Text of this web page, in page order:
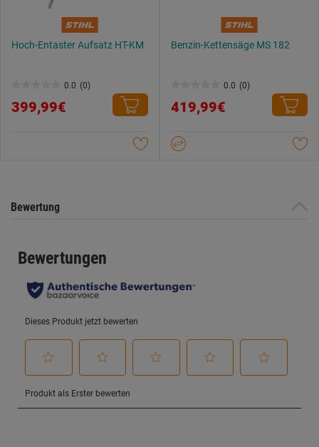
Hoch-Entaster Aufsatz HT-KM
0.0 (0)
von
399,99€
Benzin-Kettensäge MS 182
0.0 (0)
von
Sternen.
419,99€
Bewertung